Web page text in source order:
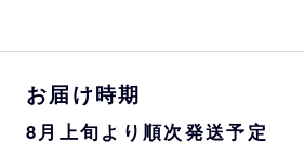
お届け時期
8月上旬より順次発送予定